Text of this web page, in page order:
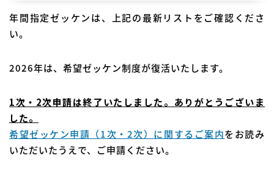
年間指定ゼッケンは、上記の最新リストをご確認くださ
い。
2026年は、希望ゼッケン制度が復活いたします。
1次・2次申請は終了いたしました。ありがとうございま
した。
希望ゼッケン申請（1次・2次）に関するご案内をお読み
いただいたうえで、ご申請ください。